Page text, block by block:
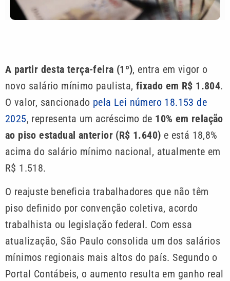
A partir desta terça-feira (1º), entra em vigor o
novo salário mínimo paulista, fixado em R$ 1.804.
O valor, sancionado pela Lei número 18.153 de
2025, representa um acréscimo de 10% em relação
ao piso estadual anterior (R$ 1.640) e está 18,8%
acima do salário mínimo nacional, atualmente em
R$ 1.518.
O reajuste beneficia trabalhadores que não têm
piso definido por convenção coletiva, acordo
trabalhista ou legislação federal. Com essa
atualização, São Paulo consolida um dos salários
mínimos regionais mais altos do país. Segundo o
Portal Contábeis, o aumento resulta em ganho real